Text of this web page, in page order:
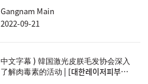
Gangnam Main
2022-09-21
中文字幕 ) 韓国激光皮朕毛发协会深入
了解肉毒素的活动 | [대한레이저피부모